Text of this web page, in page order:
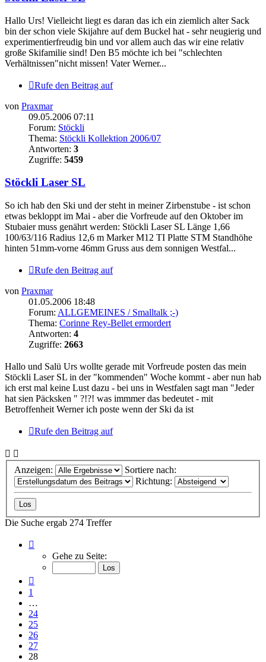
Hallo Urs! Vielleicht liegt es daran das ich ein ziemlich alter Sack
bin der schon viele Skijahre auf dem Buckel hat - sehr neugierig und
experimentierfreudig bin und vor allem auch das wir eine relativ
große Skifamilie sind! Den B5 möchte ich bei "schlechten
Verhältnissen"nicht missen! Vater Werner...
Rufe den Beitrag auf
von Praxmar
09.05.2006 07:11
Forum: Stöckli
Thema: Stöckli Kollektion 2006/07
Antworten: 3
Zugriffe: 5459
Stöckli Laser SL
So ich hab den Ski und der steht in meiner Zirbenstube - ist schon
etwas bekloppt im Mai - aber die Vorfreude auf den Oktober im
Stubaier muss genährt werden: Stöckli Laser SL Länge 1,66
100/63/116 Radius 12,6 m Marker M12 TI Platte STM Standhöhe
hinten 51mm-vorne 46mm Gruss aus dem sonnigen Westfal...
Rufe den Beitrag auf
von Praxmar
01.05.2006 18:48
Forum: ALLGEMEINES / Smalltalk ;-)
Thema: Corinne Rey-Bellet ermordert
Antworten: 4
Zugriffe: 2663
Hallo und Salü Urs wollte gerade mit Vorfreude posten das mein
Stöckli Laser SL in der "kommenden" Woche kommt - aber nun hab
ich erst mal keine Lust dazu - bei uns in Westfalen sagt man "Jeder
hat sien Päcksken " ?!?! was immmer das bedeutet - mit
Betroffenheit Werner ich poste wenn der Ski da ist
Rufe den Beitrag auf
Anzeigen:
Sortiere nach:
Richtung:
Die Suche ergab 274 Treffer
28
von
Gehe zu Seite:
1
…
24
25
26
27
28